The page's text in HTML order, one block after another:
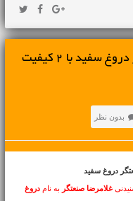
دانلود آهنگ جديد غلامرضا صنعتگر دروغ سفید با 2 کیفیت
بدون نظر
دروغ سفید
غلامرضا صنعتگر به نامدروغ